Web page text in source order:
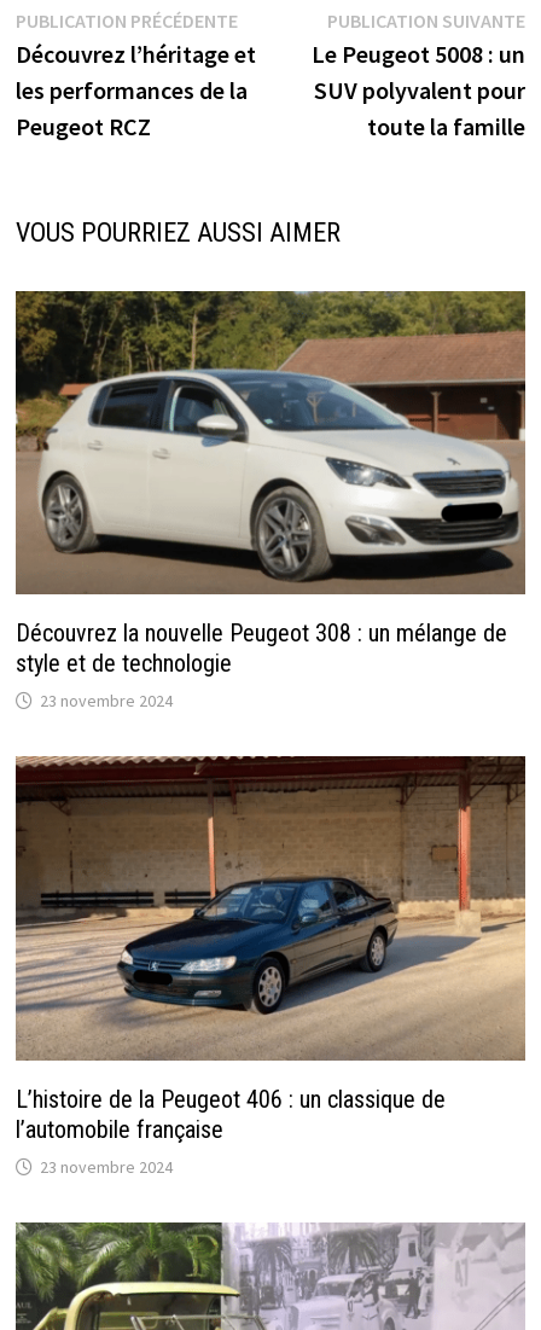
Navigation
de
l’article
PUBLICATION PRÉCÉDENTEPublication
précédente :
Découvrez l’héritage et
les performances de la
Peugeot RCZ
PUBLICATION SUIVANTE
Le Peugeot 5008 : un
SUV polyvalent pour
toute la famille
VOUS POURRIEZ AUSSI AIMER
Découvrez la nouvelle Peugeot 308 : un mélange de
style et de technologie
23 novembre 2024
L’histoire de la Peugeot 406 : un classique de
l’automobile française
23 novembre 2024